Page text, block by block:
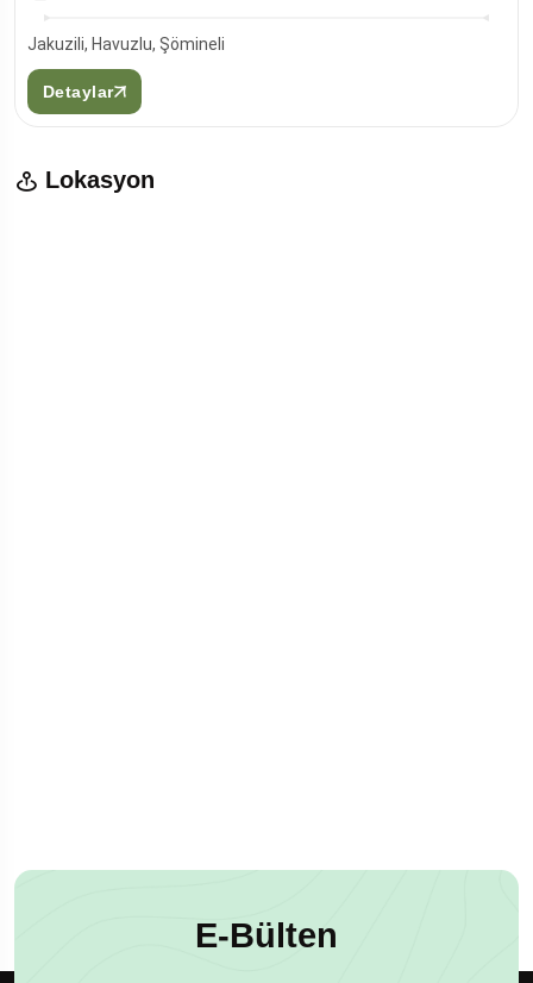
Jakuzili, Havuzlu, Şömineli
Detaylar
Lokasyon
E-Bülten